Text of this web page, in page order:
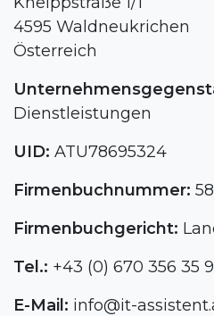
4595 Waldneukrichen
Österreich
Dienstleistungen
UID: ATU78695324
Firmenbuchnummer:
Firmenbuchgericht:
Tel.: +43 (0) 670 356 35
E-Mail: info@it-